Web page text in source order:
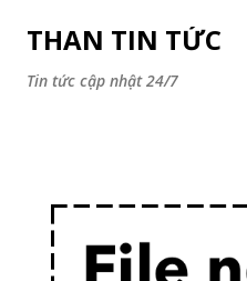
THAN TIN TỨC
Tin tức cập nhật 24/7